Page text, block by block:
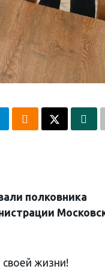
полковника
жизни!